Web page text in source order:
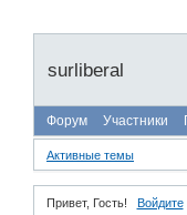
surliberal
Форум Участники
Активные темы
Привет, Гость! Войдите